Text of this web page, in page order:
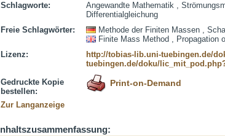
Schlagworte:
Angewandte Mathematik ,
Differentialgleichung
Freie Schlagwörter:
Methode der Finiten Massen ,
Finite Mass Method , Propagation
Lizenz:
http://tobias-lib.uni-tuebingen.de/
tuebingen.de/doku/
Gedruckte Kopie
bestellen:
Print-on-Demand
Zur Langanzeige
Inhaltszusammenfassung: